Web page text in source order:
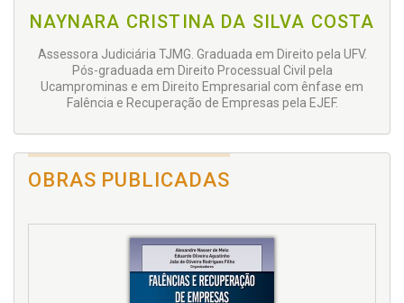
NAYNARA CRISTINA DA SILVA COSTA
Assessora Judiciária TJMG. Graduada em Direito pela UFV.
Pós-graduada em Direito Processual Civil pela
Ucamprominas e em Direito Empresarial com ênfase em
Falência e Recuperação de Empresas pela EJEF.
OBRAS PUBLICADAS